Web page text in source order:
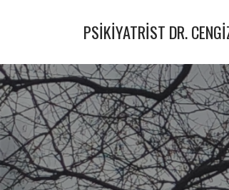
PSIKIYATRIST DR.
&
Psikoterapist